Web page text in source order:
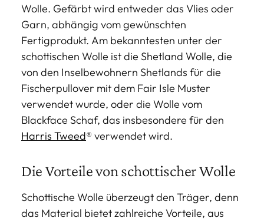
Wolle. Gefärbt wird entweder das Vlies oder
Garn, abhängig vom gewünschten
Fertigprodukt. Am bekanntesten unter der
schottischen Wolle ist die Shetland Wolle, die
von den Inselbewohnern Shetlands für die
Fischerpullover mit dem Fair Isle Muster
verwendet wurde, oder die Wolle vom
Blackface Schaf, das insbesondere für den
Harris Tweed® verwendet wird.
Die Vorteile von schottischer Wolle
Schottische Wolle überzeugt den Träger, denn
das Material bietet zahlreiche Vorteile, aus